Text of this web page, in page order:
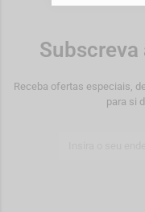
Receba ofertas especiais,
para si